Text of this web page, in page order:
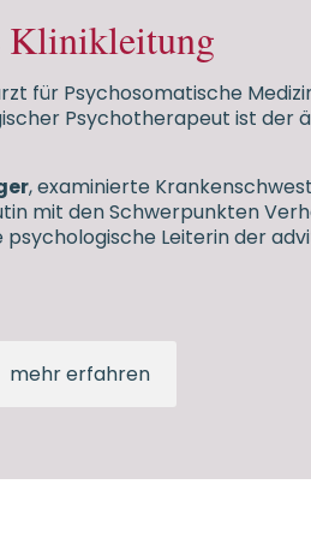
Klinikleitung
für Psychosomatische
Psychotherapeut ist der
, examinierte
mit den Schwerpunkten
psychologische Leiterin der
mehr erfahren